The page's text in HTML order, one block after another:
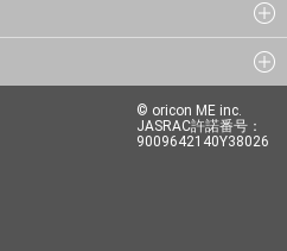
© oricon ME inc.
JASRAC許諾番号：
9009642140Y38026